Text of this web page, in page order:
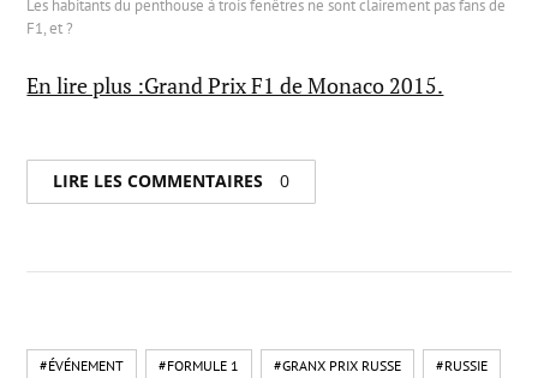
Les habitants du penthouse à trois fenêtres ne sont clairement pas fans de
F1, et ?
En lire plus :Grand Prix F1 de Monaco 2015.
LIRE LES COMMENTAIRES 0
#ÉVÉNEMENT #FORMULE 1 #GRANX PRIX RUSSE #RUSSIE